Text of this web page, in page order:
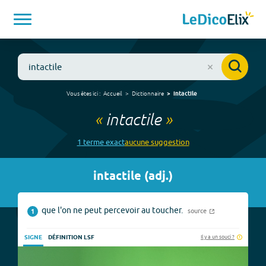
Vous êtes ici : Accueil Dictionnaire intactile
« intactile»
1 termeexactaucunesuggestion
intactile (adj.)
1 que l'on ne peut percevoir au toucher. source
SIGNE DÉFINITION LSF Il y a un souci ?